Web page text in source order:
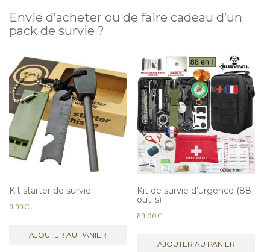
Envie d’acheter ou de faire cadeau d’un
pack de survie ?
Kit starter de survie
9,99€
AJOUTER AU PANIER
Kit de survie d’urgence (88
outils)
89,00€
AJOUTER AU PANIER